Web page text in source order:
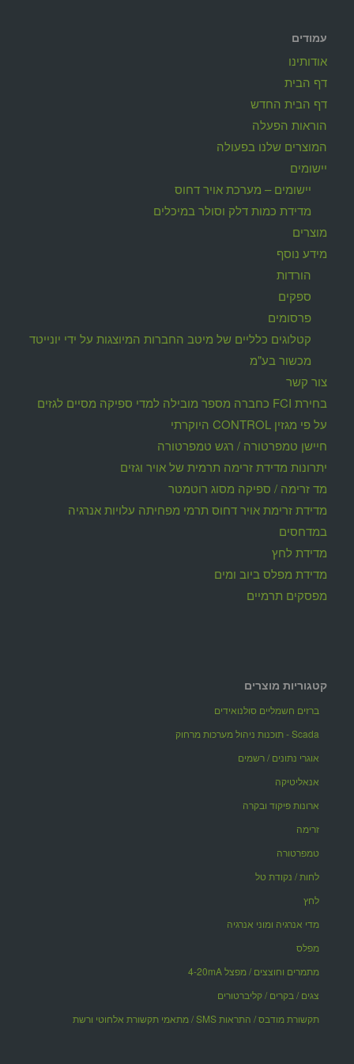
עמודים
אודותינו
דף הבית
דף הבית החדש
הוראות הפעלה
המוצרים שלנו בפעולה
יישומים
יישומים – מערכת אויר דחוס
מדידת כמות דלק וסולר במיכלים
מוצרים
מידע נוסף
הורדות
ספקים
פרסומים
קטלוגים כלליים של מיטב החברות המיוצגות על ידי יונייטד
מכשור בע"מ
צור קשר
בחירת FCI כחברה מספר מובילה למדי ספיקה מסיים לגזים
על פי מגזין CONTROL היוקרתי
חיישן טמפרטורה / רגש טמפרטורה
יתרונות מדידת זרימה תרמית של אויר וגזים
מד זרימה / ספיקה מסוג רוטמטר
מדידת זרימת אויר דחוס תרמי מפחיתה עלויות אנרגיה
במדחסים
מדידת לחץ
מדידת מפלס ביוב ומים
מפסקים תרמיים
קטגוריות מוצרים
ברזים חשמליים סולנואידים
Scada - תוכנות ניהול מערכות מרחוק
אוגרי נתונים / רשמים
אנאליטיקה
ארונות פיקוד ובקרה
זרימה
טמפרטורה
לחות / נקודת טל
לחץ
מדי אנרגיה ומוני אנרגיה
מפלס
מתמרים וחוצצים / מפצל 4-20mA
צגים / בקרים / קליברטורים
תקשורת מודבס / התראות SMS / מתאמי תקשורת אלחוטי ורשת